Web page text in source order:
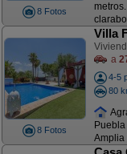
8 Fotos
8 Fotos
Villa
a
4-5
80
Amplia